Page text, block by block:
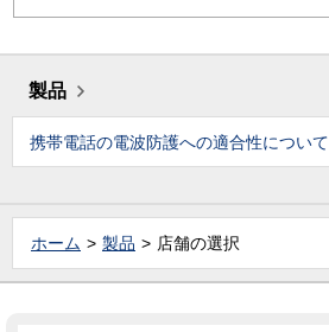
製品
携帯電話の電波防護への適合性について
ホーム 製品 店舗の選択